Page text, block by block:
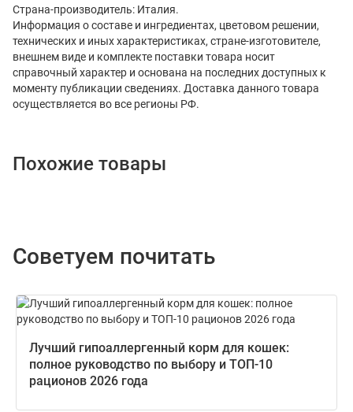
Страна-производитель: Италия.
Информация о составе и ингредиентах, цветовом решении,
технических и иных характеристиках, стране-изготовителе,
внешнем виде и комплекте поставки товара носит
справочный характер и основана на последних доступных к
моменту публикации сведениях. Доставка данного товара
осуществляется во все регионы РФ.
Похожие товары
Советуем почитать
Лучший гипоаллергенный корм для кошек:
полное руководство по выбору и ТОП-10
рационов 2026 года